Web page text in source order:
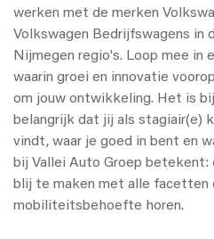
werken met de merken
Volkswagen Bedrijfswagens in
Nijmegen regio's. Loop mee in
waarin groei en innovatie
om jouw ontwikkeling. Het is
belangrijk dat jij als stagiair(e)
vindt, waar je goed in bent en
bij Vallei Auto Groep betekent:
blij te maken met alle facetten
mobiliteitsbehoefte horen.